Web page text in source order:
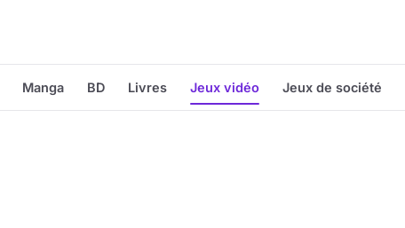
Manga BD Livres Jeux vidéo Jeux de société